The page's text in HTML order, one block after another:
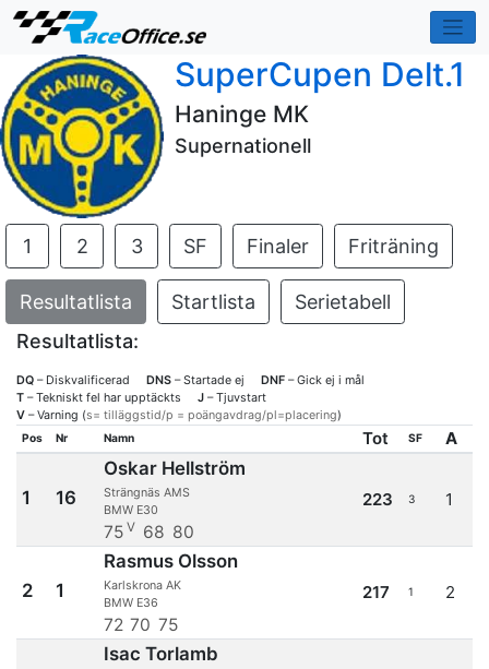
SuperCupen Delt.1
Haninge MK
Supernationell
1 2 3 SF Finaler Friträning
Resultatlista Startlista
Serietabell
Resultatlista:
DQ – Diskvalificerad DNS – Startade ej DNF – Gick ej i mål
T – Tekniskt fel har upptäckts J – Tjuvstart
V – Varning (s= tilläggstid/p = poängavdrag/pl=placering)
Pos Nr Namn Tot SF A
1 16
Oskar Hellström
Strängnäs AMS
BMW E30
75 V 68 80
223 3 1
2 1
Rasmus Olsson
Karlskrona AK
BMW E36
72 70 75
217 1 2
Isac Torlamb